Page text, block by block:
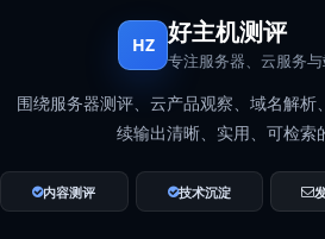
HZ 好主机测评
专注服务器、云服务
围绕服务器测评、云产品观察、域名解
续输出清晰、实用、可检索
内容测评 技术沉淀